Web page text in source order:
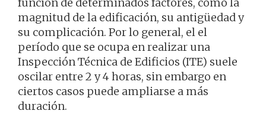
función de determinados factores, como la
magnitud de la edificación, su antigüedad y
su complicación. Por lo general, el el
período que se ocupa en realizar una
Inspección Técnica de Edificios (ITE) suele
oscilar entre 2 y 4 horas, sin embargo en
ciertos casos puede ampliarse a más
duración.